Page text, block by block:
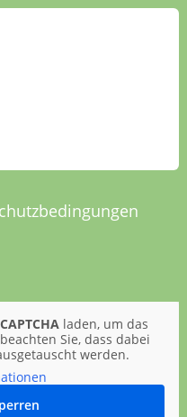
laden, um das
Sie, dass dabei
werden.